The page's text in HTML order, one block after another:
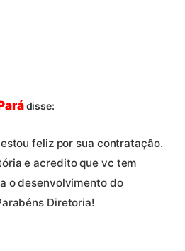
disse:
feliz por sua contratação.
e acredito que vc tem
o desenvolvimento do
Diretoria!